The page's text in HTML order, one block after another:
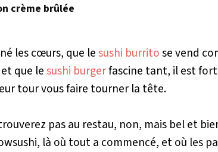
crème brûlée
les cœurs, que lesushi burritose vend
que lesushi burgerfascine tant, il est
tour vous faire tourner la tête.
pas au restau, non, mais bel et
là où tout a commencé, et où les